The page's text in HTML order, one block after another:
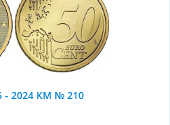
- 2024 КМ № 210